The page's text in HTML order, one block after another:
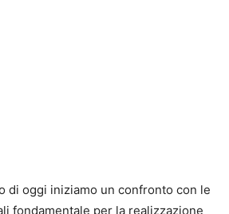
di oggi iniziamo un confronto con le
fondamentale per la realizzazione